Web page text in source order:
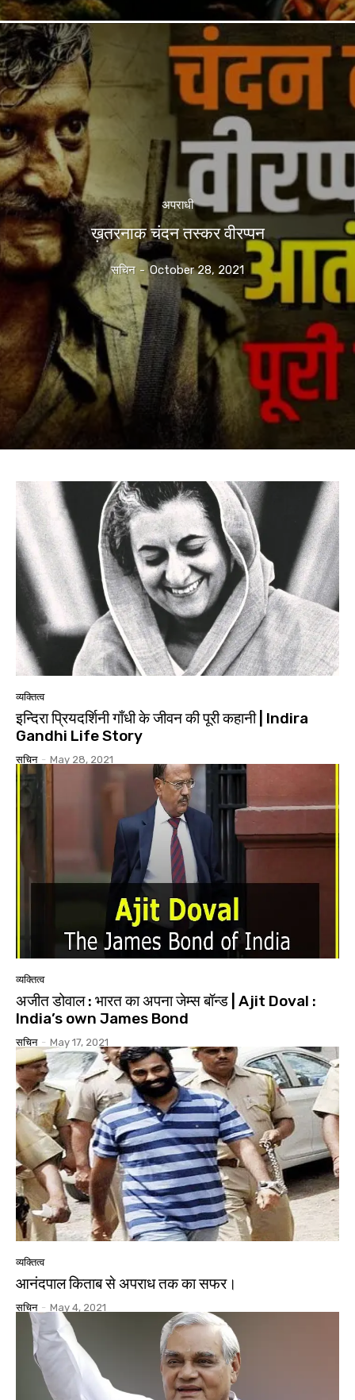
अपराधी
ख़तरनाक चंदन तस्कर वीरप्पन
सचिन - October 28, 2021
व्यक्तित्व
इन्दिरा प्रियदर्शिनी गाँधी के जीवन की पूरी कहानी | Indira
Gandhi Life Story
सचिन - May 28, 2021
व्यक्तित्व
अजीत डोवाल : भारत का अपना जेम्स बॉन्ड | Ajit Doval :
India’s own James Bond
सचिन - May 17, 2021
व्यक्तित्व
आनंदपाल किताब से अपराध तक का सफर।
सचिन - May 4, 2021